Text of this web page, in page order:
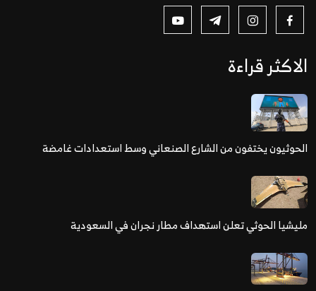
الاكثر قراءة
الحوثيون يختفون من الشارع الصنعاني وسط استعدادات غامضة
مليشيا الحوثي تعلن استهداف مطار نجران في السعودية